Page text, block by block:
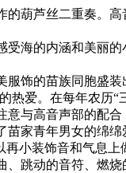
葫芦丝二重奏。
海的内涵和美丽
饰的苗族同胞盛
爱。在每年农历
与高音声部的配合
家青年男女的绵
小装饰音和气息上
跳动的音符、燃